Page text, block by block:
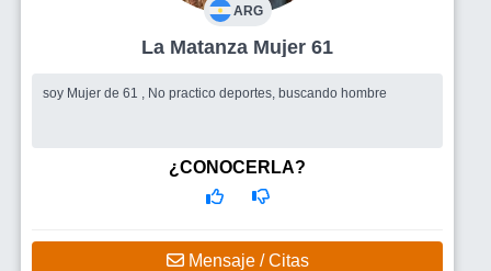
ARG
La Matanza Mujer 61
soy Mujer de 61 , No practico deportes, buscando hombre
¿CONOCERLA?
Mensaje / Citas